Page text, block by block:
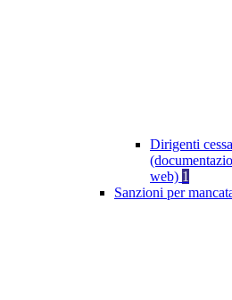
Dirigenti
web) 1
Sanzioni per